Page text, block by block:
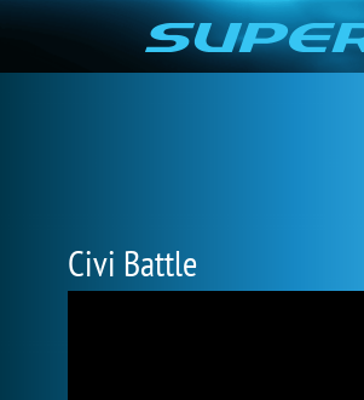
Civi Battle